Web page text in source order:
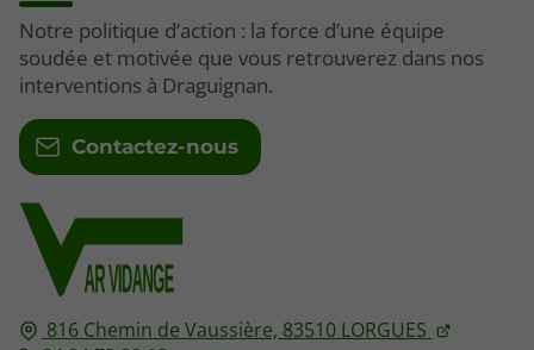
816 Chemin de Vaussière, 83510 LORGUES
Notre politique d’action : la force d’une équipe
soudée et motivée que vous retrouverez dans nos
interventions à Draguignan.
Contactez-nous